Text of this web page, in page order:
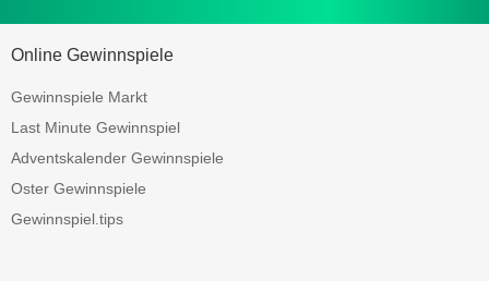
Online Gewinnspiele
Gewinnspiele Markt
Last Minute Gewinnspiel
Adventskalender Gewinnspiele
Oster Gewinnspiele
Gewinnspiel.tips